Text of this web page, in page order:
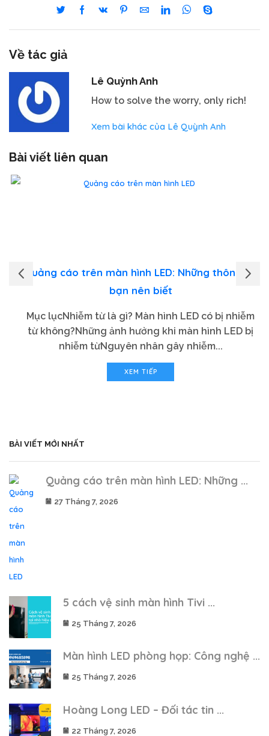
Về tác giả
Lê Quỳnh Anh
How to solve the worry, only rich!
Xem bài khác của Lê Quỳnh Anh
Bài viết liên quan
Quảng cáo trên màn hình LED: Những thông tin
bạn nên biết
Mục lụcNhiễm từ là gì? Màn hình LED có bị nhiễm
từ không?Những ảnh hưởng khi màn hình LED bị
nhiễm từNguyên nhân gây nhiễm...
XEM TIẾP
BÀI VIẾT MỚI NHẤT
Quảng cáo trên màn hình LED: Những ...
27 Tháng 7, 2026
5 cách vệ sinh màn hình Tivi ...
25 Tháng 7, 2026
Màn hình LED phòng họp: Công nghệ ...
25 Tháng 7, 2026
Hoàng Long LED – Đối tác tin ...
22 Tháng 7, 2026